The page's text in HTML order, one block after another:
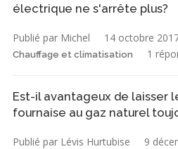
électrique ne s'arrête plus?
Publié par Michel 14 octobre
Chauffage et climatisation 1
Est-il avantageux de laisser
fournaise au gaz naturel
Publié par Lévis Hurtubise 9